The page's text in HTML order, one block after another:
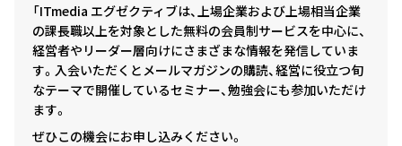
「ITmedia エグゼクティブは、上場企業および上場相当企業
の課長職以上を対象とした無料の会員制サービスを中心に、
経営者やリーダー層向けにさまざまな情報を発信していま
す。入会いただくとメールマガジンの購読、経営に役立つ旬
なテーマで開催しているセミナー、勉強会にも参加いただけ
ます。
ぜひこの機会にお申し込みください。